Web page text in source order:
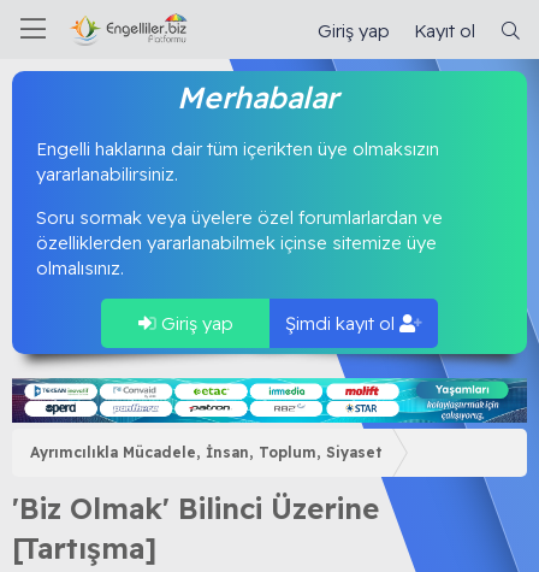
Giriş yap Kayıt ol
Merhabalar
Engelli haklarına dair tüm içerikten üye olmaksızın
yararlanabilirsiniz.
Soru sormak veya üyelere özel forumlarlardan ve
özelliklerden yararlanabilmek içinse sitemize üye
olmalısınız.
Giriş yap Şimdi kayıt ol
Ayrımcılıkla Mücadele, İnsan, Toplum, Siyaset
'Biz Olmak' Bilinci Üzerine
[Tartışma]